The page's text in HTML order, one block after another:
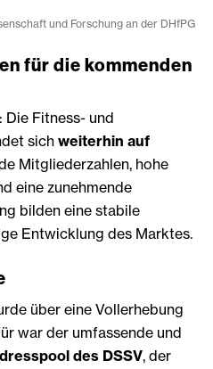
und Forschung an der DHfPG
für die kommenden
Fitness- und
sich weiterhin auf
Mitgliederzahlen, hohe
eine zunehmende
bilden eine stabile
Entwicklung des Marktes.
über eine Vollerhebung
war der umfassende und
des DSSV, der